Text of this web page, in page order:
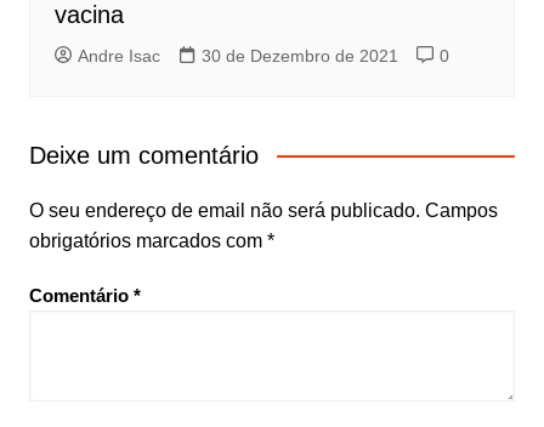
vacina
Andre Isac 30 de Dezembro de 2021 0
Deixe um comentário
O seu endereço de email não será publicado. Campos
obrigatórios marcados com *
Comentário *